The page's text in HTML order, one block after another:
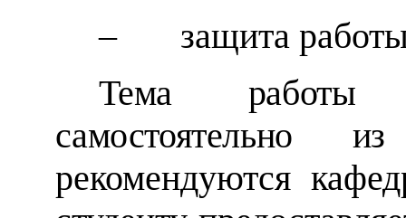
–
защита
Тема
работы
рекомендуются